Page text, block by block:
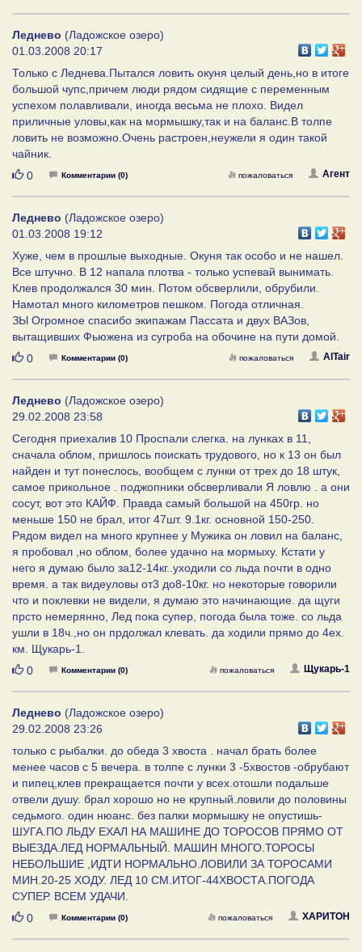
Леднево (Ладожское озеро)
01.03.2008 20:17
Только с Леднева.Пытался ловить окуня целый день,но в итоге
большой чупс,причем люди рядом сидящие с переменным
успехом полавливали, иногда весьма не плохо. Видел
приличные уловы,как на мормышку,так и на баланс.В толпе
ловить не возможно.Очень растроен,неужели я один такой
чайник.
Нравится
0 Комментарии (0) Агент
пожаловаться
Леднево (Ладожское озеро)
01.03.2008 19:12
Хуже, чем в прошлые выходные. Окуня так особо и не нашел.
Все штучно. В 12 напала плотва - только успевай вынимать.
Клев продолжался 30 мин. Потом обсверлили, обрубили.
Намотал много километров пешком. Погода отличная.
ЗЫ Огромное спасибо экипажам Пассата и двух ВАЗов,
вытащивших Фьюжена из сугроба на обочине на пути домой.
Нравится
0 Комментарии (0) AlTair
пожаловаться
Леднево (Ладожское озеро)
29.02.2008 23:58
Сегодня приехалив 10 Проспали слегка. на лунках в 11,
сначала облом, пришлось поискать трудового, но к 13 он был
найден и тут понеслось, вообщем с лунки от трех до 18 штук,
самое прикольное . поджопники обсверливали Я ловлю . а они
сосут, вот это КАЙФ. Правда самый большой на 450гр. но
меньше 150 не брал, итог 47шт. 9.1кг. основной 150-250.
Рядом видел на много крупнее у Мужика он ловил на баланс,
я пробовал ,но облом, более удачно на мормыху. Кстати у
него я думаю было за12-14кг..уходили со льда почти в одно
время. а так видеуловы от3 до8-10кг. но некоторые говорили
что и поклевки не видели, я думаю это начинающие. да щуги
прсто немерянно, Лед пока супер, погода была тоже. со льда
ушли в 18ч.,но он прдолжал клевать. да ходили прямо до 4ех.
км. Щукарь-1.
Нравится
0 Комментарии (0) Щукарь-1
пожаловаться
Леднево (Ладожское озеро)
29.02.2008 23:26
только с рыбалки. до обеда 3 хвоста . начал брать более
менее часов с 5 вечера. в толпе с лунки 3 -5хвостов -обрубают
и пипец,клев прекращается почти у всех.отошли подальше
отвели душу. брал хорошо но не крупный.ловили до половины
седьмого. один нюанс. без палки мормышку не опустишь-
ШУГА.ПО ЛЬДУ ЕХАЛ НА МАШИНЕ ДО ТОРОСОВ ПРЯМО ОТ
ВЫЕЗДА.ЛЕД НОРМАЛЬНЫЙ. МАШИН МНОГО.ТОРОСЫ
НЕБОЛЬШИЕ ,ИДТИ НОРМАЛЬНО.ЛОВИЛИ ЗА ТОРОСАМИ
МИН.20-25 ХОДУ. ЛЕД 10 СМ.ИТОГ-44ХВОСТА.ПОГОДА
СУПЕР. ВСЕМ УДАЧИ.
Нравится
0 Комментарии (0) ХАРИТОН
пожаловаться